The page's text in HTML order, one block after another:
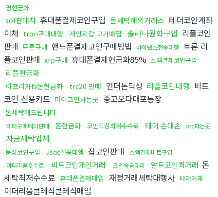
핑현금화
sol판매처 휴대폰결제코인구입 돈세탁해외거래소 테더코인계좌
이체 tron구매대행 개인지갑 고가매입 솔라나원화구입 리플코인
판매 트론구매 핸드폰결제코인구매방법 바이낸스전송대행 트론 리
플코인판매 xrp구매 휴대폰결제현금화85% 소액결제코인구입
리플현금화
아프리카tv돈현금화 trc20 판매 언더돈믹싱 리플코인대행 비트
코인 신용카드 파이코인사는곳 중고오다대포통장
돈세탁해드립니다
테더구매테더판매 돈현금화 코인믹싱최저수수료 테더 손대손 btc파는곳
자금세탁업체
문상코인구입 usdc전송대행 잡코인판매
소액결제비트구입
이더리움수수료
비트코인개인거래 코인송금대리 알트코인퀵거래 돈
세탁최저수수료 휴대폰결제매입 재정거래세탁대행사 테더거래
이더리움클레식클레식매입